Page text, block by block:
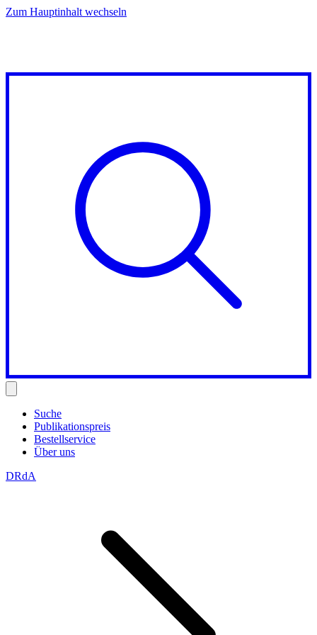
Zum Hauptinhalt wechseln
Suche
Publikationspreis
Bestellservice
Über uns
DRdA